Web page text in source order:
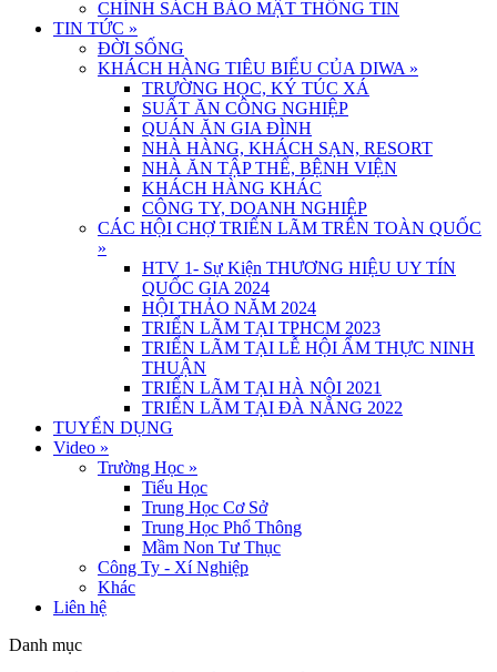
CHÍNH SÁCH BẢO MẬT THÔNG TIN
TIN TỨC »
ĐỜI SỐNG
KHÁCH HÀNG TIÊU BIỂU CỦA DIWA »
TRƯỜNG HỌC, KÝ TÚC XÁ
SUẤT ĂN CÔNG NGHIỆP
QUÁN ĂN GIA ĐÌNH
NHÀ HÀNG, KHÁCH SẠN, RESORT
NHÀ ĂN TẬP THỂ, BỆNH VIỆN
KHÁCH HÀNG KHÁC
CÔNG TY, DOANH NGHIỆP
CÁC HỘI CHỢ TRIỂN LÃM TRÊN TOÀN QUỐC
»
HTV 1- Sự Kiện THƯƠNG HIỆU UY TÍN
QUỐC GIA 2024
HỘI THẢO NĂM 2024
TRIỂN LÃM TẠI TPHCM 2023
TRIỂN LÃM TẠI LỄ HỘI ẨM THỰC NINH
THUẬN
TRIỂN LÃM TẠI HÀ NỘI 2021
TRIỂN LÃM TẠI ĐÀ NẴNG 2022
TUYỂN DỤNG
Video »
Trường Học »
Tiểu Học
Trung Học Cơ Sở
Trung Học Phổ Thông
Mầm Non Tư Thục
Công Ty - Xí Nghiệp
Khác
Liên hệ
Danh mục